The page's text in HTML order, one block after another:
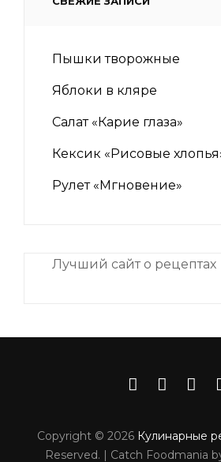
Пышки творожные
Яблоки в кляре
Салат «Карие глаза»
Кексик «Рисовые
Рулет «Мгновение»
Лучший сайт о рецептах
iNii.ru
Copyright © 2026 Кулинарные
Reserved. | Catch Foodmania